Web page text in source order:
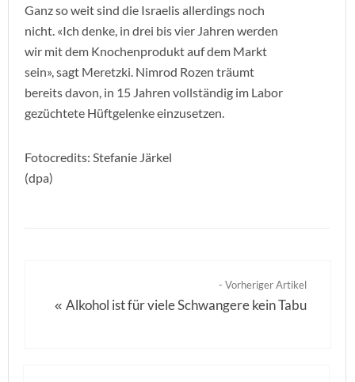
Ganz so weit sind die Israelis allerdings noch
nicht. «Ich denke, in drei bis vier Jahren werden
wir mit dem Knochenprodukt auf dem Markt
sein», sagt Meretzki. Nimrod Rozen träumt
bereits davon, in 15 Jahren vollständig im Labor
gezüchtete Hüftgelenke einzusetzen.
Fotocredits: Stefanie Järkel
(dpa)
- Vorheriger Artikel
«Alkohol ist für viele Schwangere kein Tabu